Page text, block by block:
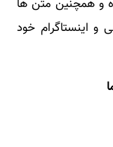
و همچنین متن ها
و اینستاگرام خود